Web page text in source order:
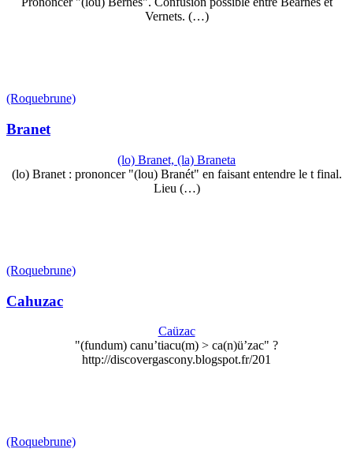
Vernets. (…)
(Roquebrune)
Branet
(lo) Branet, (la) Braneta
(lo) Branet : prononcer "(lou) Branét" en faisant entendre le t final.
Lieu (…)
(Roquebrune)
Cahuzac
Caüzac
"(fundum) canu’tiacu(m) > ca(n)ü’zac" ?
http://discovergascony.blogspot.fr/201
(Roquebrune)